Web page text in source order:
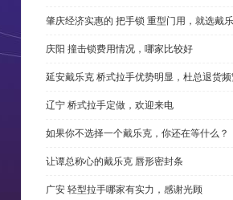
肇庆经济实惠的 把手锁 重型门用，就选戴
庆阳 撞击锁费用情况，哪家比较好
延安戴乐克 桥式拉手优势明显，杜总退货
辽宁 桥式拉手定做，欢迎来电
如果你不选择一个戴乐克，你还在等什么？
让谭总称心的戴乐克 唇形密封条
广安 轻型拉手哪家有实力，感谢光顾